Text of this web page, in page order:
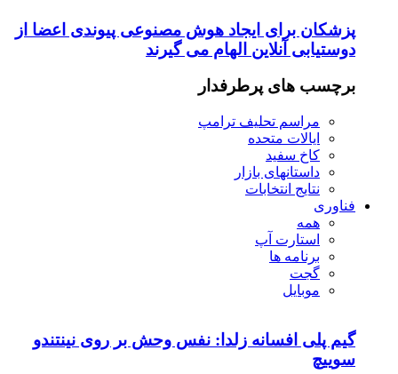
پزشکان برای ایجاد هوش مصنوعی پیوندی اعضا از
دوستیابی آنلاین الهام می گیرند
برچسب های پرطرفدار
مراسم تحلیف ترامپ
ایالات متحده
کاخ سفید
داستانهای بازار
نتایج انتخابات
فناوری
همه
استارت آپ
برنامه ها
گجت
موبایل
گیم پلی افسانه زلدا: نفس وحش بر روی نینتندو
سوییچ